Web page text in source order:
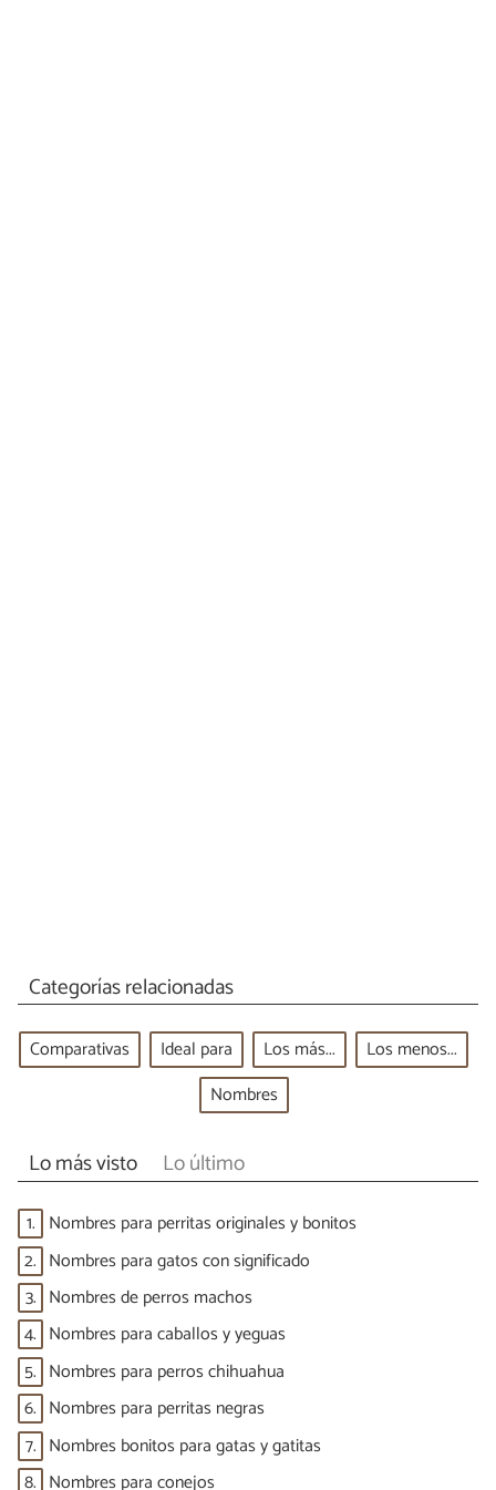
Categorías relacionadas
Comparativas Ideal para Los más...
Los menos...
Nombres
Lo más visto Lo último
1. Nombres para perritas originales y bonitos
2. Nombres para gatos con significado
3. Nombres de perros machos
4. Nombres para caballos y yeguas
5. Nombres para perros chihuahua
6. Nombres para perritas negras
7. Nombres bonitos para gatas y gatitas
8. Nombres para conejos